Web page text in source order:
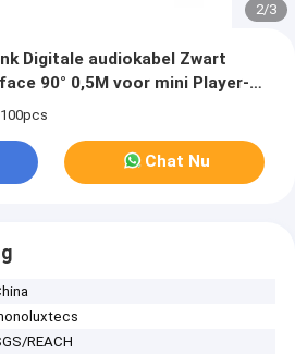
2/3
Digitale audiokabel Zwart
90° 0,5M voor mini Player-
Chat Nu
REACH